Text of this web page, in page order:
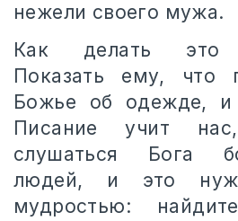
нежели своего мужа.
Как делать это
Показать ему, что
Божье об одежде, и
Писание учит
слушаться Бога
людей, и это
мудростью: